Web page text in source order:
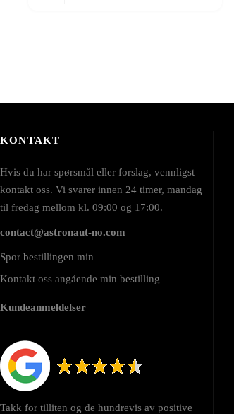
KONTAKT
Hvis du har spørsmål eller forslag, vennligst
kontakt oss. Vi svarer innen 24 timer, mandag
til fredag mellom kl. 09:00 og 17:00.
contact@astronaut-no.com
Spor bestillingen min
Kontakt oss angående min bestilling
Kundeanmeldelser
Takk for tilliten og de hundrevis av positive